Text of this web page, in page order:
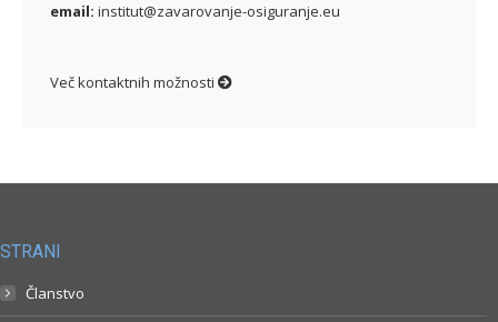
email: institut@zavarovanje-osiguranje.eu
Več kontaktnih možnosti
STRANI
Članstvo